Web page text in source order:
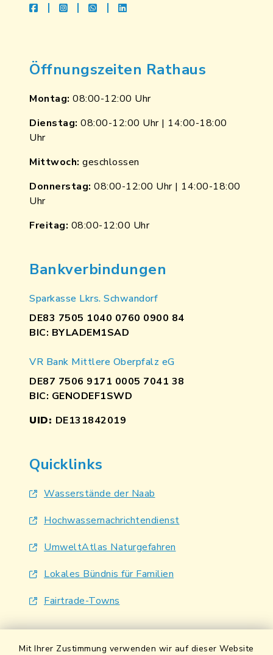
Mit Ihrer Zustimmung verwenden wir auf dieser Website
facebookinstagramwhatsapplinkedin
Öffnungszeiten Rathaus
Montag: 08:00-12:00 Uhr
Dienstag: 08:00-12:00 Uhr | 14:00-18:00
Uhr
Mittwoch: geschlossen
Donnerstag: 08:00-12:00 Uhr | 14:00-18:00
Uhr
Freitag: 08:00-12:00 Uhr
Bankverbindungen
Sparkasse Lkrs. Schwandorf
DE83 7505 1040 0760 0900 84
BIC: BYLADEM1SAD
VR Bank Mittlere Oberpfalz eG
DE87 7506 9171 0005 7041 38
BIC: GENODEF1SWD
UID: DE131842019
Quicklinks
Wasserstände der Naab
Hochwassernachrichtendienst
UmweltAtlas Naturgefahren
Lokales Bündnis für Familien
Fairtrade-Towns